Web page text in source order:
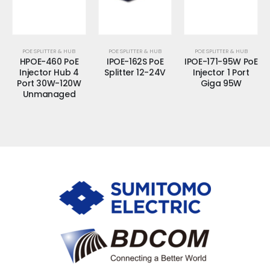
POE SPLITTER & HUB
HPOE-460 PoE
Injector Hub 4
Port 30W-120W
Unmanaged
POE SPLITTER & HUB
IPOE-162S PoE
Splitter 12-24V
POE SPLITTER & HUB
IPOE-171-95W PoE
Injector 1 Port
Giga 95W